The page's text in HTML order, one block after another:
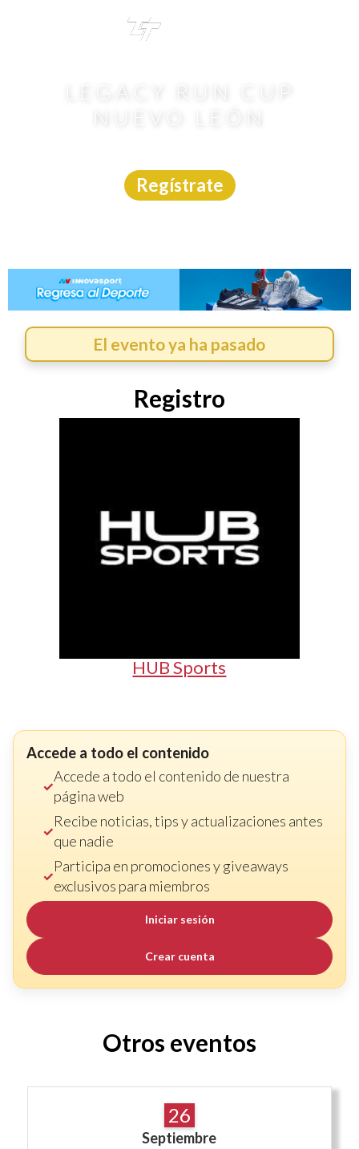
LEGACY RUN CUP
Regístrate
El evento ya ha pasado
Registro
HUB Sports
Accede a todo el contenido
Accede a todo el contenido de nuestra
página web
Recibe noticias, tips y actualizaciones antes
que nadie
Participa en promociones y giveaways
exclusivos para miembros
Iniciar sesión
Crear cuenta
Otros eventos
26
Septiembre